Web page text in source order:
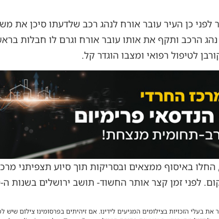
לפני כן העיר עובר אורח לנהג רכב שלדעתו סיכן את
נהג הרכב ותקף את אותו עובר אורח וגרם לו חבלות
לטיפול רפואי ומצבו הוגדר קל.
באיסוף ממצאים ובסריקות תוך סיוע תצפיתני
בעלי הזכויות בצילומים המגיעים לידינו. אם זיהיתים בפרסומינו צילום